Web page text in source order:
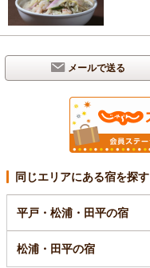
メールで送る
同じエリアにある宿を探す
平戸・松浦・田平の宿
松浦・田平の宿